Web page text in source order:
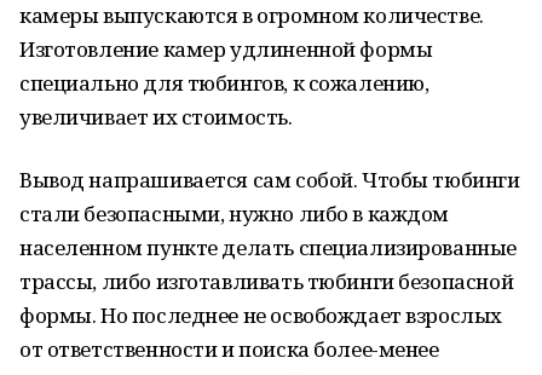
камеры выпускаются в огромном количестве.
Изготовление камер удлиненной формы
специально для тюбингов, к сожалению,
увеличивает их стоимость.
Вывод напрашивается сам собой. Чтобы тюбинги
стали безопасными, нужно либо в каждом
населенном пункте делать специализированные
трассы, либо изготавливать тюбинги безопасной
формы. Но последнее не освобождает взрослых
от ответственности и поиска более-менее